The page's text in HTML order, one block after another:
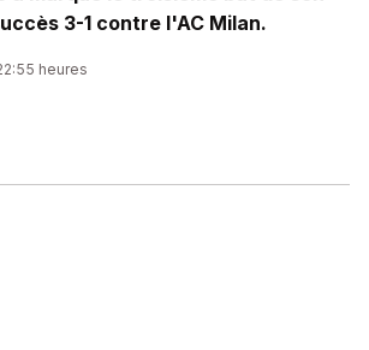
3-1 contre l'AC Milan.
heures